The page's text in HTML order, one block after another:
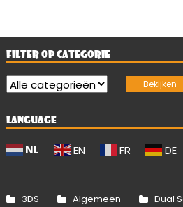
FILTER OP CATEGORIE
LANGUAGE
NL EN FR DE
3DS Algemeen Dual